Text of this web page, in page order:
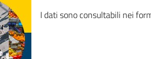
I dati sono consultabili nei